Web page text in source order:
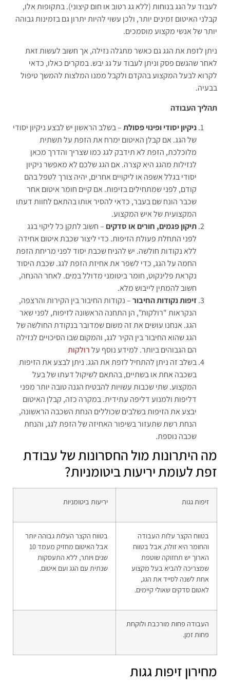
לעבוד על הגג בנוחות (ללא גג רטוב או חום קיצוני). בתקופות אלו,
קבלני האיטום זמינים יותר, ולכן עשוי להיות יתרון גם בזמינות גבוהה
יותר של אנשי מקצוע מוסמכים.
ניתן לזפת את הגג גם כאשר מתגלה נזילה, אך חשוב לעשות זאת
לאחר שהגשם פסק וניתן לעבוד על גג יבש. במקרים כאלו, כדאי
לקרוא לבעל המקצוע בהקדם ולקבל ממנו המלצות להמשך טיפול
בבעיה.
תהליך העבודה
ניקיון יסודי ופינוי פסולת– בשלב הראשון יש לבצע ניקיון יסודי
של הגג. אם קבלן האיטום ימרח את הזפת על תשתית
מלוכלכת, הזפת לא תידבק לגג כמו שצריך והדרך מכאן
לנזילות מהגג היא קצרה. אם הגג שלכם לא מאפשר ניקיון
יסודי בגלל אשפה או ליקויים אחרים, יהיה צורך לטפל בהם
קודם, לפני שמתחילים בזיפות. אם קיים חומר איטום אחר
שכבר הונח שם בעבר, כדאי להסיר אותו בהתאם לחוות דעתו
המקצועית של איש המקצוע.
תיקון פגמים, חורים או סדקים– חשוב לתקן כל ליקוי בגג
לפני התחלת פעולת הזיפות. כדי ליצור שכבת איטום אחידה
ללא נקודות חולשה. יש להניח שכבת יסוד לפני מריחת הזפת
החמה על הגג, כדי לשפר את אחיזת הזפת לגג. שכבת היסוד
נקראת פלינקוט, חומר ביטומני מדולל במים. לאחר ההנחה,
חשוב להמתין לייבוש מלא.
זיפות נקודות החיבור– נקודות החיבור בין הקירות והרצפה,
הנקראות "רולקות", הן התחנה הראשונה לזיפות, לפני שאר
הגג. אנחנו עושים את זה משום שמדובר בנקודת החולשה של
הגג שהוא החיבור בין הקיר לגג, והמקום שבו הסיכויים לנזילה
הם הגבוהים ביותר. למידע נוסף עלרולקות
בשלב זה ניתן להתחיל לזפת את הגג. ניתן לבצע את הזיפות
בשכבה אחת או בשתיים, בהתאם לשיקול דעתו של בעל
המקצוע. שתי שכבות עשויות להבטיח הגנה טובה יותר מפני
דליפות ולמנוע דליפה עתידית. במקרה כזה, קבלן האיטום
יבצע את הזיפות בשלבים שכוללים הנחת השכבה הראשונה,
הנחת רשת שתעזור בשיפור האחיזה של הזפת לגג, והנחת
שכבה נוספת.
מה היתרונות מול החסרונות של עבודת
זפת לעומת יריעות ביטומניות?
זיפות גגות יריעות ביטומניות
בטווח הקצר עלות העבודה
והחומר היא זולה, אבל בטווח
הארוך יש תחזוקה שוטפת
שמצריכה להביא בעל מקצוע
אחת לשנה לסייד את הגג,
לאטום סדקים שאולי קיימים.
בטווח הקצר העלות גבוהה יותר
אבל האיטום מחזיק מעמד 10
שנים ויותר, ללא התעסקות
שנתית עם הגג ועם איטום.
העבודה פחות מורכבת ולוקחת
פחות זמן.
מחירון זיפות גגות